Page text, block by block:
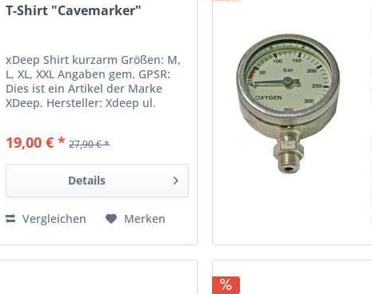
T-Shirt "Cavemarker"
xDeep Shirt kurzarm Größen: M,
L, XL, XXL Angaben gem. GPSR:
Dies ist ein Artikel der Marke
XDeep. Hersteller: Xdeep ul.
Web: xdeep.eu Tel. +48 12 44-66-
19,00 € * 27,90 € *
Details
Vergleichen Merken